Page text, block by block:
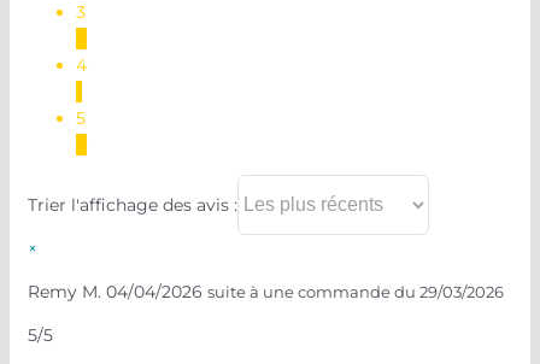
3
4
5
Trier l'affichage des avis :
×
Remy M. 04/04/2026 suite à une commande du 29/03/2026
5/5